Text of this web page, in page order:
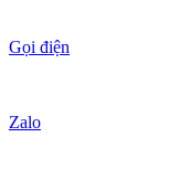
Gọi điện
Zalo